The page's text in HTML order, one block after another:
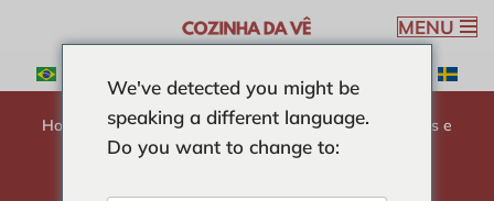
para
MENU
Home LEGUMES- Radicchio: descobrindo os sabores e
benefícios desta delícia
We've detected you might be
speaking a different language.
Do you want to change to: